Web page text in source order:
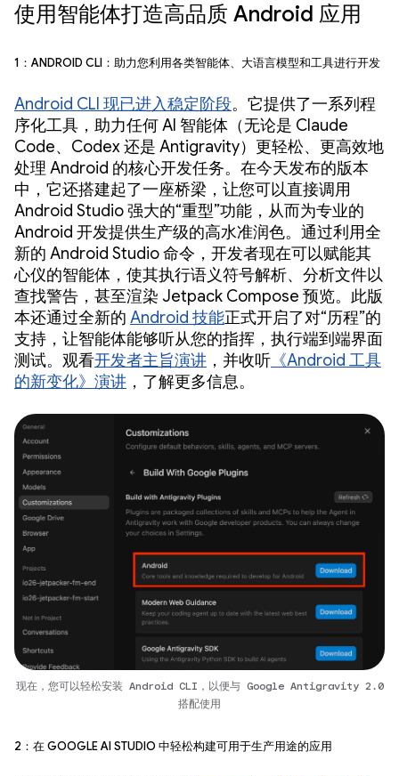
使用智能体打造高品质 Android 应用
1：Android CLI：助力您利用各类智能体、大语言模型和工具进行开发
Android CLI 现已进入稳定阶段。它提供了一系列程
序化工具，助力任何 AI 智能体（无论是 Claude
Code、Codex 还是 Antigravity）更轻松、更高效地
处理 Android 的核心开发任务。在今天发布的版本
中，它还搭建起了一座桥梁，让您可以直接调用
Android Studio 强大的“重型”功能，从而为专业的
Android 开发提供生产级的高水准润色。通过利用全
新的 Android Studio 命令，开发者现在可以赋能其
心仪的智能体，使其执行语义符号解析、分析文件以
查找警告，甚至渲染 Jetpack Compose 预览。此版
本还通过全新的 Android 技能正式开启了对“历程”的
支持，让智能体能够听从您的指挥，执行端到端界面
测试。观看开发者主旨演讲 ，并收听 《Android 工具
的新变化》演讲 ，了解更多信息。
现在，您可以轻松安装 Android CLI，以便与 Google Antigravity 2.0
搭配使用
2：在 Google AI Studio 中轻松构建可用于生产用途的应用